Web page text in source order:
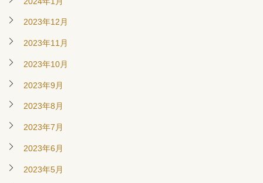
2023年12月
2023年11月
2023年10月
2023年9月
2023年8月
2023年7月
2023年6月
2023年5月